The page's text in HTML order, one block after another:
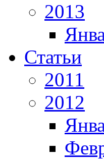
2013
Статьи
2011
2012